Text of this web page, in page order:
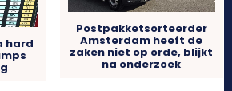
hard
Postpakketsorteerder
Amsterdam heeft de
zaken niet op orde, blijkt
na onderzoek